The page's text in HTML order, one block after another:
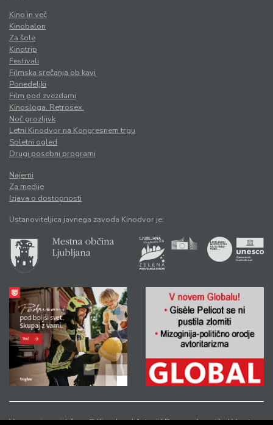
Kino in več
Kinobalon
Za šole
Kinotrip
Festivali
Filmska srečanja ob kavi
Ponedeljki
Film pod zvezdami
Kinosloga. Retrosex.
Noč grozljivk
Letni Kinodvor na Kongresnem trgu
Spletni ogled
Drugi posebni programi
Najemi
Za medije
Izjava o dostopnosti
Ustanoviteljica javnega zavoda Kinodvor je:
Vse pravice pridržane © Kinodvor |Avtorji|Pravno obvestilo|Varstvo